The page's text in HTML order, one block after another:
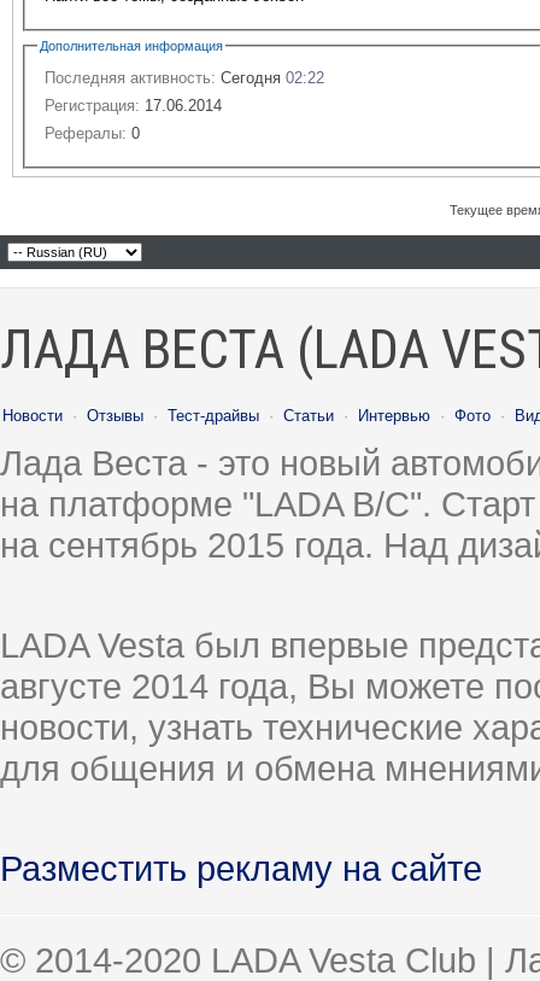
Дополнительная информация
Последняя активность: Сегодня 02:22
Регистрация: 17.06.2014
Рефералы: 0
Текущее
ЛАДА ВЕСТА (LADA
Новости · Отзывы · Тест-драйвы · Статьи · Интервью · Фото ·
Лада Веста - это новый
на платформе "LADA B/C".
на сентябрь 2015 года. Над
LADA Vesta был впервые
августе 2014 года, Вы можете
новости, узнать технические
для общения и обмена
Разместить рекламу на сайте
© 2014-2020 LADA Vesta Club |